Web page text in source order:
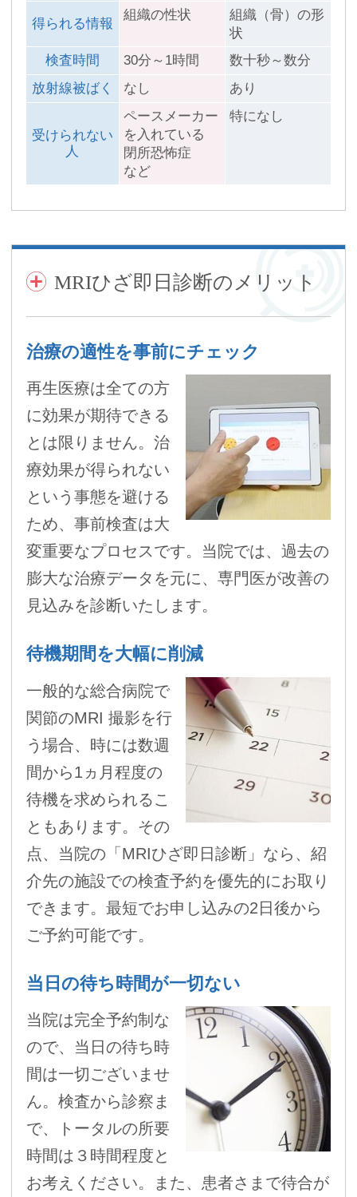
得られる情報
組織の性状
組織（骨）の形
状
検査時間
30分～1時間
数十秒～数分
放射線被ばく
なし あり
受けられない
人
ペースメーカー
を入れている
閉所恐怖症
など
特になし
MRIひざ即日診断のメリット
治療の適性を事前にチェック
再生医療は全ての方
に効果が期待できる
とは限りません。治
療効果が得られない
という事態を避ける
ため、事前検査は大
変重要なプロセスです。当院では、過去の
膨大な治療データを元に、専門医が改善の
見込みを診断いたします。
待機期間を大幅に削減
一般的な総合病院で
関節のMRI 撮影を行
う場合、時には数週
間から1ヵ月程度の
待機を求められるこ
ともあります。その
点、当院の「MRIひざ即日診断」なら、紹
介先の施設での検査予約を優先的にお取り
できます。最短でお申し込みの2日後から
ご予約可能です。
当日の待ち時間が一切ない
当院は完全予約制な
ので、当日の待ち時
間は一切ございませ
ん。検査から診察ま
で、トータルの所要
時間は３時間程度と
お考えください。また、患者さまで待合が